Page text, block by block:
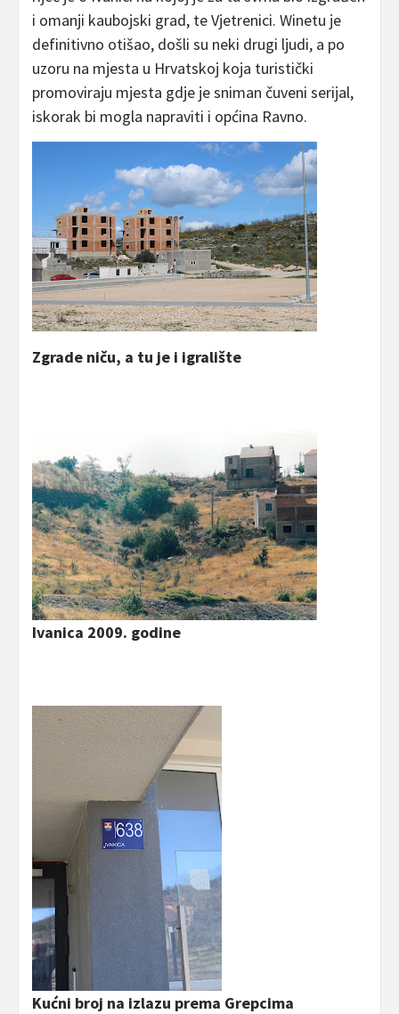
i omanji kaubojski grad, te Vjetrenici. Winetu je
definitivno otišao, došli su neki drugi ljudi, a po
uzoru na mjesta u Hrvatskoj koja turistički
promoviraju mjesta gdje je sniman čuveni serijal,
iskorak bi mogla napraviti i općina Ravno.
Zgrade niču, a tu je i igralište
Ivanica 2009. godine
Kućni broj na izlazu prema Grepcima